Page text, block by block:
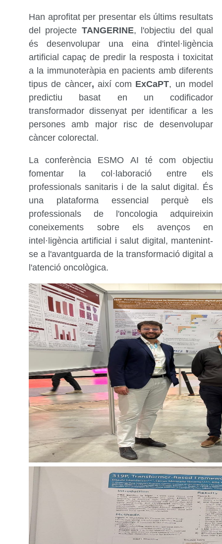
Han aprofitat per presentar els últims resultats
del projecte TANGERINE, l'objectiu del qual
és desenvolupar una eina d'intel·ligència
artificial capaç de predir la resposta i toxicitat
a la immunoteràpia en pacients amb diferents
tipus de càncer, així com ExCaPT, un model
predictiu basat en un codificador
transformador dissenyat per identificar a les
persones amb major risc de desenvolupar
càncer colorectal.
La conferència ESMO AI té com objectiu
fomentar la col·laboració entre els
professionals sanitaris i de la salut digital. És
una plataforma essencial perquè els
professionals de l'oncologia adquireixin
coneixements sobre els avenços en
intel·ligència artificial i salut digital, mantenint-
se a l'avantguarda de la transformació digital a
l'atenció oncològica.